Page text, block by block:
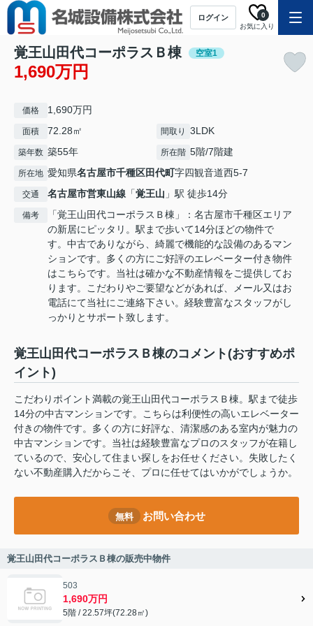
ログイン
お気に入り
0
覚王山田代コーポラスＢ棟 空室1
1,690万円
価格 1,690万円
面積 72.28㎡ 間取り 3LDK
築年数 築55年 所在階 5階/7階建
所在地 愛知県名古屋市千種区田代町字四観音道西5-7
交通 名古屋市営東山線 「覚王山 」駅 徒歩14分
備考
「覚王山田代コーポラスＢ棟」：名古屋市千種区エリア
の新居にピッタリ。駅まで歩いて14分ほどの物件で
す。中古でありながら、綺麗で機能的な設備のあるマン
ションです。多くの方にご好評のエレベーター付き物件
はこちらです。当社は確かな不動産情報をご提供してお
ります。こだわりやご要望などがあれば、メール又はお
電話にて当社にご連絡下さい。経験豊富なスタッフがし
っかりとサポート致します。
覚王山田代コーポラスＢ棟のコメント(おすすめポ
イント)
こだわりポイント満載の覚王山田代コーポラスＢ棟。駅まで徒歩
14分の中古マンションです。こちらは利便性の高いエレベーター
付きの物件です。多くの方に好評な、清潔感のある室内が魅力の
中古マンションです。当社は経験豊富なプロのスタッフが在籍し
ているので、安心して住まい探しをお任せください。失敗したく
ない不動産購入だからこそ、プロに任せてはいかがでしょうか。
無料 お問い合わせ
覚王山田代コーポラスＢ棟の販売中物件
503
1,690万円
5階 / 22.57坪(72.28㎡)